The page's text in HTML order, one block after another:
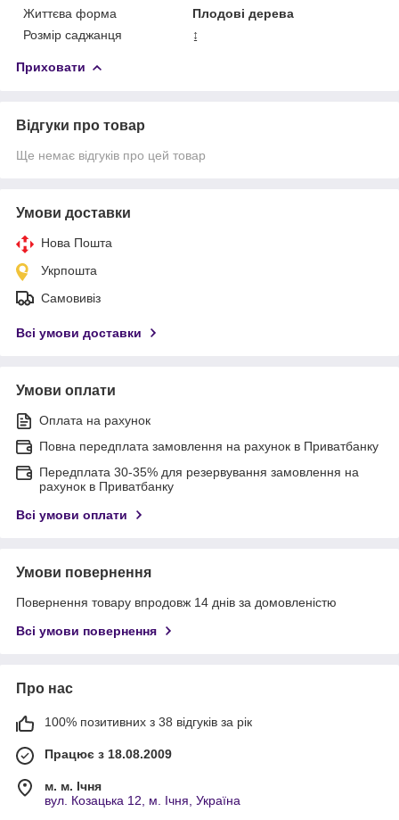
Життєва форма
Плодові дерева
Розмір саджанця
↨
Приховати
Відгуки про товар
Ще немає відгуків про цей товар
Умови доставки
Нова Пошта
Укрпошта
Самовивіз
Всі умови доставки
Умови оплати
Оплата на рахунок
Повна передплата замовлення на рахунок в Приватбанку
Передплата 30-35% для резервування замовлення на
рахунок в Приватбанку
Всі умови оплати
Умови повернення
Повернення товару впродовж 14 днів за домовленістю
Всі умови повернення
Про нас
100% позитивних з 38 відгуків за рік
Працює з 18.08.2009
м. м. Ічня
вул. Козацька 12, м. Ічня, Україна